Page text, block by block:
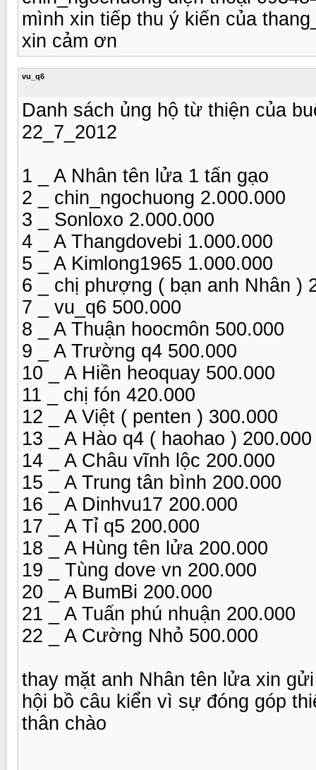
mình xin tiếp thu ý kiến của
xin cảm ơn
vu_q6
Danh sách ủng hộ từ thiện của
22_7_2012
1 _ A Nhân tên lửa 1 tấn gạo
2 _ chin_ngochuong 2.000.000
3 _ Sonloxo 2.000.000
4 _ A Thangdovebi 1.000.000
5 _ A Kimlong1965 1.000.000
6 _ chị phượng ( bạn anh Nhân )
7 _ vu_q6 500.000
8 _ A Thuận hoocmôn 500.000
9 _ A Trường q4 500.000
10 _ A Hiền heoquay 500.000
11 _ chị fón 420.000
12 _ A Việt ( penten ) 300.000
13 _ A Hào q4 ( haohao ) 200.000
14 _ A Châu vĩnh lộc 200.000
15 _ A Trung tân bình 200.000
16 _ A Dinhvu17 200.000
17 _ A Tỉ q5 200.000
18 _ A Hùng tên lửa 200.000
19 _ Tùng dove vn 200.000
20 _ A BumBi 200.000
21 _ A Tuấn phú nhuận 200.000
22 _ A Cường Nhỏ 500.000
thay mặt anh Nhân tên lửa xin
hội bồ câu kiển vì sự đóng góp
thân chào